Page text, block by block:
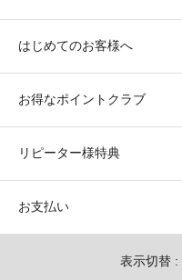
はじめてのお客様へ
お得なポイントクラブ
リピーター様特典
お支払い
表示切替 :